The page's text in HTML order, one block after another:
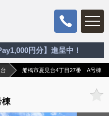
円分】進呈中！
船橋市夏見台4丁目27番 A号棟